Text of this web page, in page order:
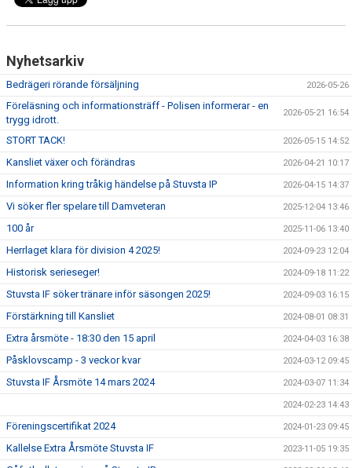
Nyhetsarkiv
Bedrägeri rörande försäljning 2026-05-26
Föreläsning och informationsträff - Polisen informerar - en
trygg idrott.
2026-05-21 16:54
STORT TACK! 2026-05-15 14:52
Kansliet växer och förändras 2026-04-21 10:17
Information kring tråkig händelse på Stuvsta IP 2026-04-15 14:37
Vi söker fler spelare till Damveteran 2025-12-04 13:46
100 år 2025-11-06 13:40
Herrlaget klara för division 4 2025! 2024-09-23 12:04
Historisk serieseger! 2024-09-18 11:22
Stuvsta IF söker tränare inför säsongen 2025! 2024-09-03 16:15
Förstärkning till Kansliet 2024-08-01 08:31
Extra årsmöte - 18:30 den 15 april 2024-04-03 16:38
Påsklovscamp - 3 veckor kvar 2024-03-12 09:45
Stuvsta IF Årsmöte 14 mars 2024 2024-03-07 11:34
2024-02-23 14:43
Föreningscertifikat 2024 2024-01-23 09:45
Kallelse Extra Årsmöte Stuvsta IF 2023-11-05 19:35